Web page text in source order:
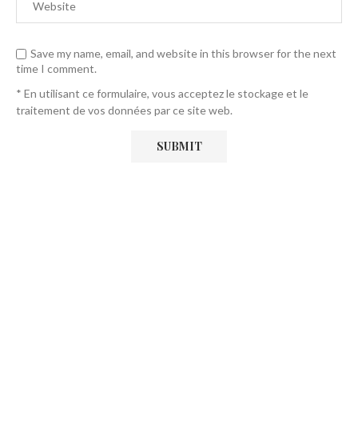
Save my name, email, and website in this browser for the next
time I comment.
* En utilisant ce formulaire, vous acceptez le stockage et le
traitement de vos données par ce site web.